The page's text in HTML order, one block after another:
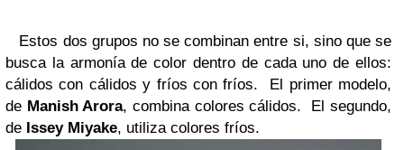
Estos dos grupos no se combinan entre si, sino que se
busca la armonía de color dentro de cada uno de ellos:
cálidos con cálidos y fríos con fríos. El primer modelo,
de Manish Arora, combina colores cálidos. El segundo,
de Issey Miyake, utiliza colores fríos.